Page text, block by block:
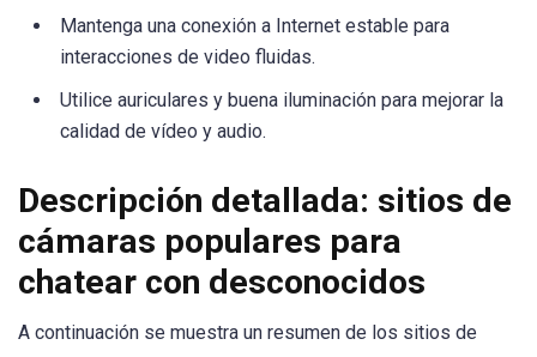
Mantenga una conexión a Internet estable para
interacciones de video fluidas.
Utilice auriculares y buena iluminación para mejorar la
calidad de vídeo y audio.
Descripción detallada: sitios de
cámaras populares para
chatear con desconocidos
A continuación se muestra un resumen de los sitios de